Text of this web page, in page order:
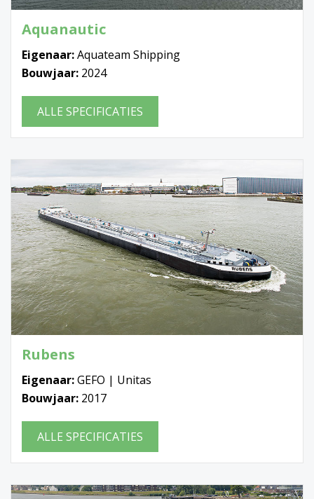
Aquanautic
Eigenaar:Aquateam Shipping
Bouwjaar: 2024
ALLE SPECIFICATIES
Rubens
Eigenaar:GEFO | Unitas
Bouwjaar: 2017
ALLE SPECIFICATIES